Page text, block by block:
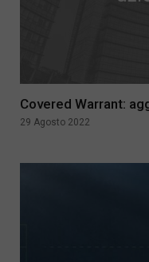
Covered Warrant:
29 Agosto 2022